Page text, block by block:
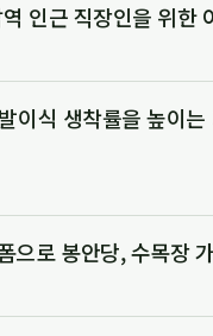
인근 직장인을 위한
이식 생착률을 높
으로 봉안당, 수목장